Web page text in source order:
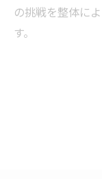
の挑戦を整体に
す。